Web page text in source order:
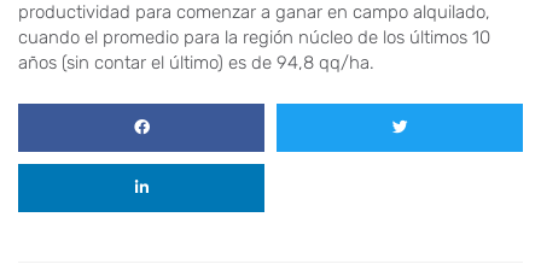
productividad para comenzar a ganar en campo alquilado,
cuando el promedio para la región núcleo de los últimos 10
años (sin contar el último) es de 94,8 qq/ha.